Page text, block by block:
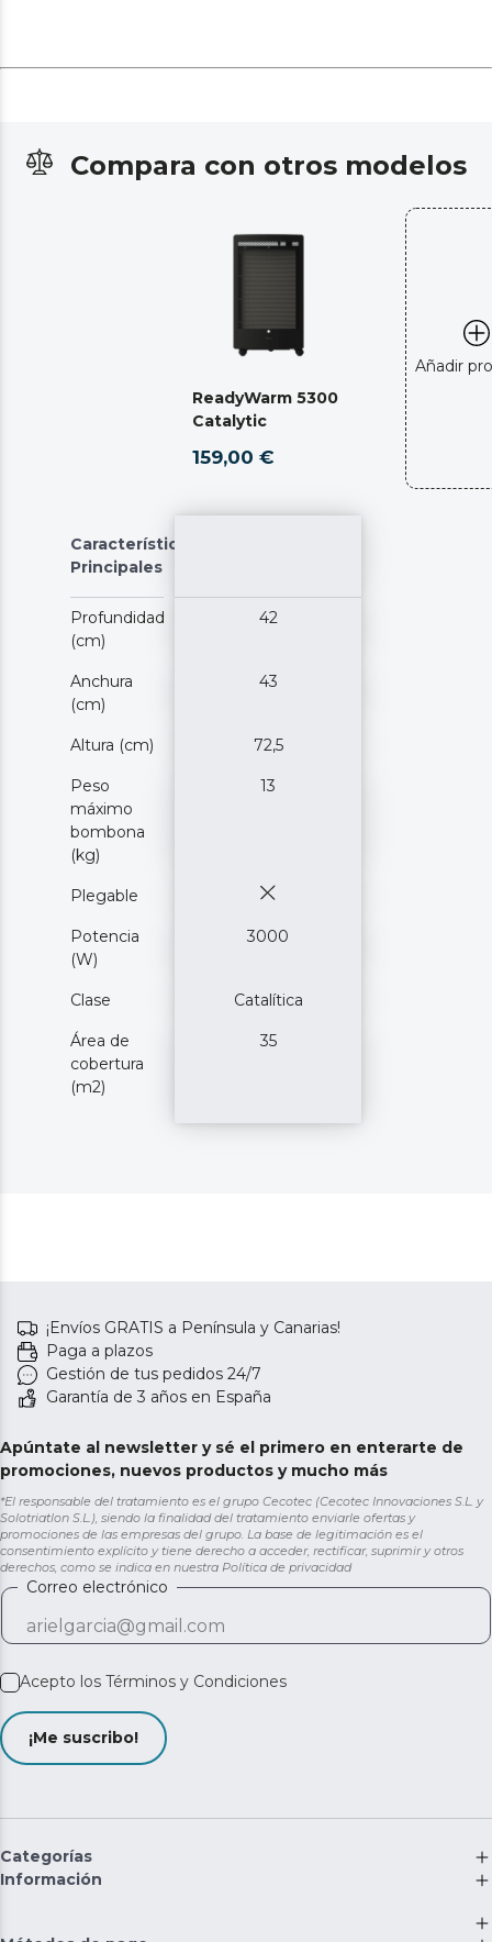
Compara con otros modelos
ReadyWarm 5300
Catalytic
159,00 €
Añadir
Características
Principales
Profundidad
(cm)
42
Anchura
(cm)
43
Altura (cm) 72,5
Peso
máximo
bombona
(kg)
13
Plegable
Potencia
(W)
3000
Clase Catalítica
Área de
cobertura
(m2)
35
¡Envíos GRATIS a Península y Canarias!
Paga a plazos
Gestión de tus pedidos 24/7
Garantía de 3 años en España
Apúntate al newsletter y sé el primero en enterarte de
promociones, nuevos productos y mucho más
*El responsable del tratamiento es el grupo Cecotec (Cecotec Innovaciones S.L. y
Solotriatlon S.L.), siendo la finalidad del tratamiento enviarle ofertas y
promociones de las empresas del grupo. La base de legitimación es el
consentimiento explícito y tiene derecho a acceder, rectificar, suprimir y otros
derechos, como se indica en nuestra Política de privacidad
Correo electrónico
Acepto los Términos y Condiciones
¡Me suscribo!
Categorías
Información